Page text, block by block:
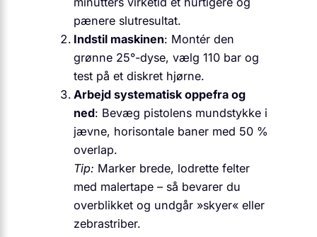
pænere slutresultat.
Indstil maskinen: Montér den
grønne 25°-dyse, vælg 110 bar og
test på et diskret hjørne.
Arbejd systematisk oppefra og
ned: Bevæg pistolens mundstykke i
jævne, horisontale baner med 50 %
overlap.
Tip: Marker brede, lodrette felter
med malertape – så bevarer du
overblikket og undgår »skyer« eller
zebra­striber.